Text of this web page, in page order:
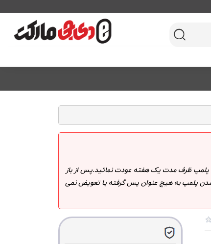
پلمپ ظرف مدت یک هفته عودت نمائید.پس از باز
شدن پلمپ به هیچ عنوان پس گرفته یا تعویض نمی